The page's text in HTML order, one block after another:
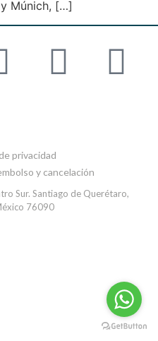
Múnich, […]
privacidad
y cancelación
Sur. Santiago de Querétaro,
76090